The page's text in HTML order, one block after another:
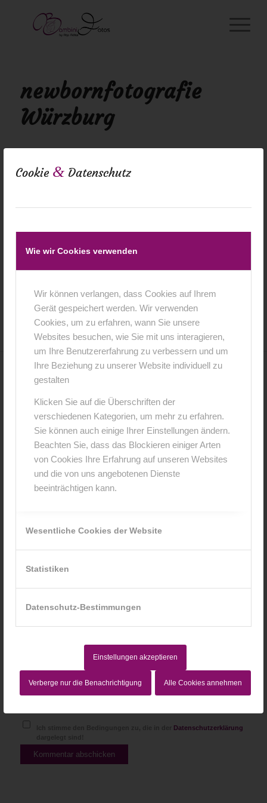
Cookie & Datenschutz
Wie wir Cookies verwenden
Wir können verlangen, dass Cookies auf Ihrem
Gerät gespeichert werden. Wir verwenden
Cookies, um zu erfahren, wann Sie unsere
Websites besuchen, wie Sie mit uns interagieren,
um Ihre Benutzererfahrung zu verbessern und um
Ihre Beziehung zu unserer Website individuell zu
gestalten
Klicken Sie auf die Überschriften der
verschiedenen Kategorien, um mehr zu erfahren.
Sie können auch einige Ihrer Einstellungen ändern.
Beachten Sie, dass das Blockieren einiger Arten
von Cookies Ihre Erfahrung auf unseren Websites
und die von uns angebotenen Dienste
beeinträchtigen kann.
Wesentliche Cookies der Website
Statistiken
Datenschutz-Bestimmungen
Einstellungen akzeptieren
Verberge nur die Benachrichtigung Alle Cookies annehmen
newbornfotografie
Würzburg
0 Kommentare
KOMMENTARE
Hinterlasse einen Kommentar
An der Diskussion beteiligen?
Hinterlasse uns deinen Kommentar!
Datenschutzerklärung